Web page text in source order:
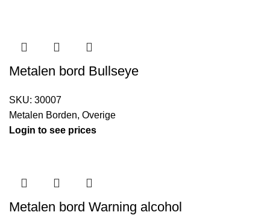
Metalen bord Bullseye
SKU: 30007
Metalen Borden, Overige
Login to see prices
Metalen bord Warning alcohol